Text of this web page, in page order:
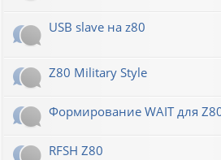
USB slave на z80
Z80 Military Style
Формирование WAIT для
RFSH Z80